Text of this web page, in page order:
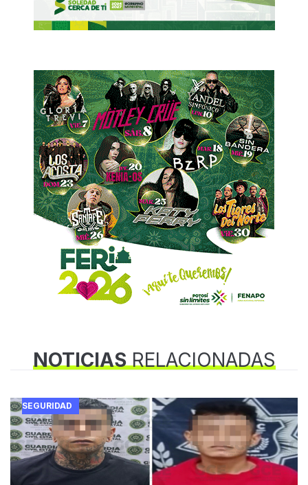
NOTICIASRELACIONADAS
SEGURIDAD